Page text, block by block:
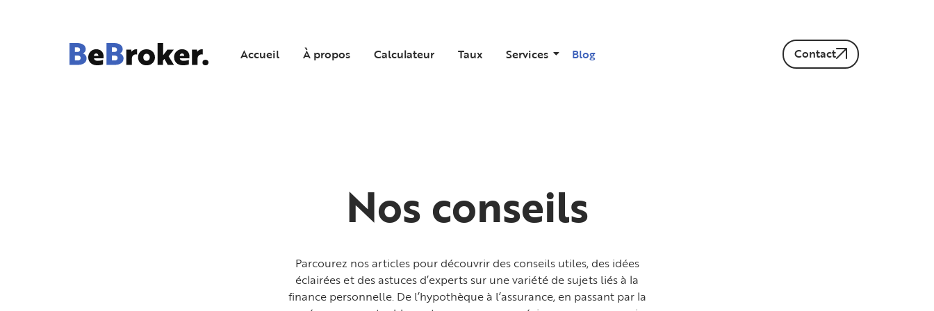
Accueil À propos Calculateur Taux Services Blog Contact
Nos conseils
Parcourez nos articles pour découvrir des conseils utiles, des idées
éclairées et des astuces d’experts sur une variété de sujets liés à la
finance personnelle. De l’hypothèque à l’assurance, en passant par la